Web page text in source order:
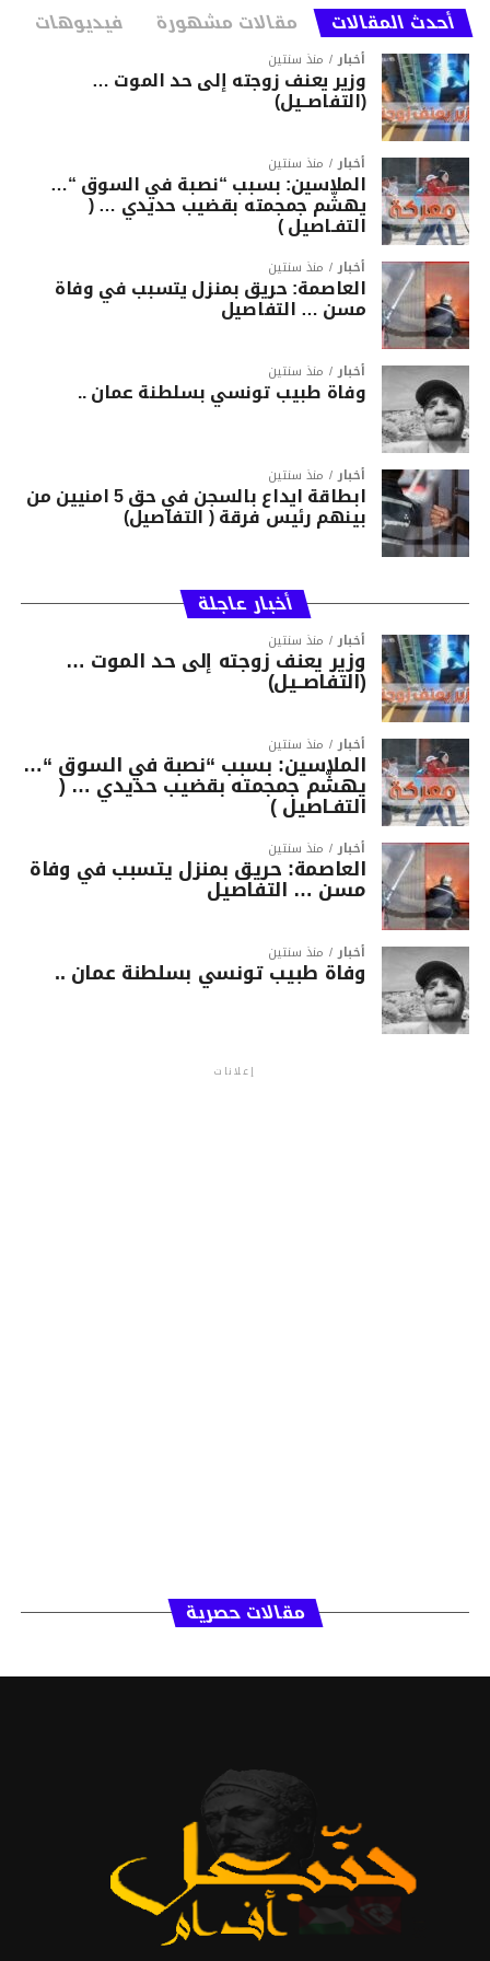
المصدر: moto1
أحدث المقالات مقالات مشهورة فيديوهات
أخبار منذ سنتين
وزير يعنف زوجته إلى حد الموت …
(التفاصــيل)
أخبار منذ سنتين
الملاسين: بسبب “نصبة في السوق “…
يهشّم جمجمته بقضيب حديدي … (
التفـاصيل )
أخبار منذ سنتين
العاصمة: حريق بمنزل يتسبب في وفاة
مسن … التفاصيل
أخبار منذ سنتين
وفاة طبيب تونسي بسلطنة عمان ..
أخبار منذ سنتين
ابطاقة ايداع بالسجن في حق 5 امنيين من
بينهم رئيس فرقة ( التفاصيل)
أخبار عاجلة
أخبار منذ سنتين
وزير يعنف زوجته إلى حد الموت …
(التفاصــيل)
أخبار منذ سنتين
الملاسين: بسبب “نصبة في السوق “…
يهشّم جمجمته بقضيب حديدي … (
التفـاصيل )
أخبار منذ سنتين
العاصمة: حريق بمنزل يتسبب في وفاة
مسن … التفاصيل
أخبار منذ سنتين
وفاة طبيب تونسي بسلطنة عمان ..
إعلانات
مقالات حصرية